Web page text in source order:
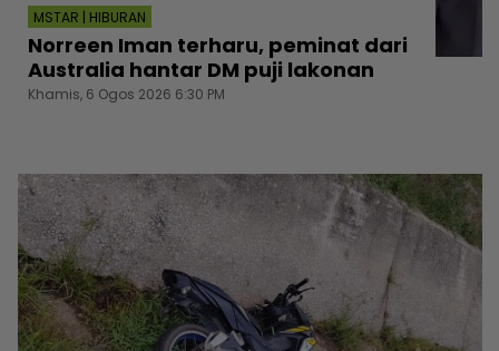
MSTAR | HIBURAN
Norreen Iman terharu, peminat dari
Australia hantar DM puji lakonan
Khamis, 6 Ogos 2026 6:30 PM